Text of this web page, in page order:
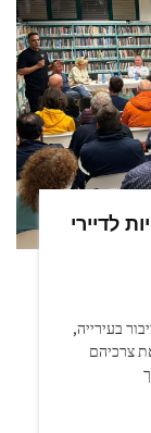
לדיירי
בעירייה,
צרכיהם